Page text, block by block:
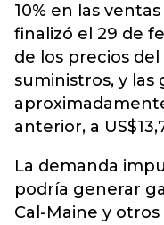
10% en las
finalizó el 29 de
de los precios
suministros, y las
anterior, a
La demanda
podría generar
Cal-Maine y